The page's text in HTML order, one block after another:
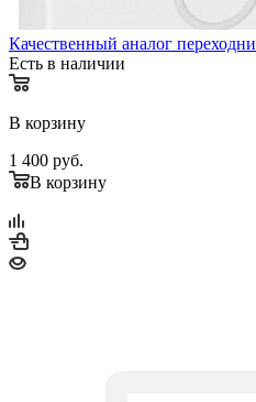
Качественный аналог
Есть в наличии
В корзину
1 400 руб.
В корзину